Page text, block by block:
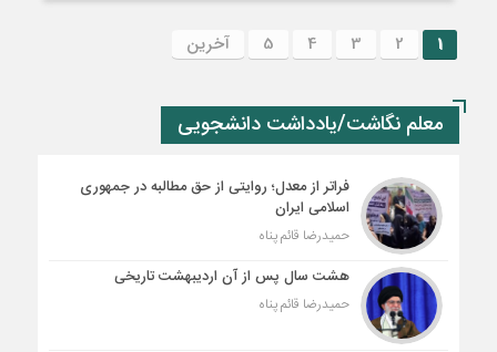
1
2
3
4
5 آخرین
معلم نگاشت/یادداشت دانشجویی
فراتر از معدل؛ روایتی از حق مطالبه در جمهوری
اسلامی ایران
حمیدرضا قائم پناه
هشت سال پس از آن اردیبهشت تاریخی
حمیدرضا قائم پناه